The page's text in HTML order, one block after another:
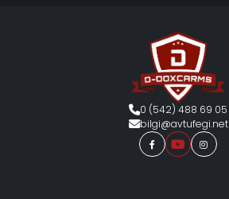
0 (542) 488 69 05
bilgi@avtufegi.net